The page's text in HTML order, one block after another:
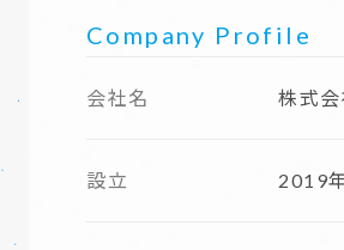
Company Profile
会社名 株式
設立 2019